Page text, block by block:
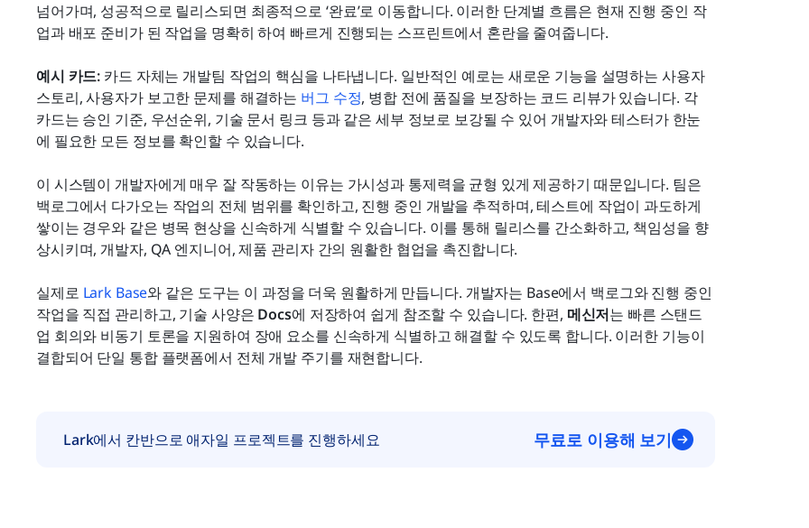
넘어가며, 성공적으로 릴리스되면 최종적으로 ‘완료’로 이동합니다. 이러한 단계별 흐름은 현재 진행 중인 작
업과 배포 준비가 된 작업을 명확히 하여 빠르게 진행되는 스프린트에서 혼란을 줄여줍니다.
예시 카드: 카드 자체는 개발팀 작업의 핵심을 나타냅니다. 일반적인 예로는 새로운 기능을 설명하는 사용자
스토리, 사용자가 보고한 문제를 해결하는 버그 수정, 병합 전에 품질을 보장하는 코드 리뷰가 있습니다. 각
카드는 승인 기준, 우선순위, 기술 문서 링크 등과 같은 세부 정보로 보강될 수 있어 개발자와 테스터가 한눈
에 필요한 모든 정보를 확인할 수 있습니다.
이 시스템이 개발자에게 매우 잘 작동하는 이유는 가시성과 통제력을 균형 있게 제공하기 때문입니다. 팀은
백로그에서 다가오는 작업의 전체 범위를 확인하고, 진행 중인 개발을 추적하며, 테스트에 작업이 과도하게
쌓이는 경우와 같은 병목 현상을 신속하게 식별할 수 있습니다. 이를 통해 릴리스를 간소화하고, 책임성을 향
상시키며, 개발자, QA 엔지니어, 제품 관리자 간의 원활한 협업을 촉진합니다.
실제로 Lark Base와 같은 도구는 이 과정을 더욱 원활하게 만듭니다. 개발자는 Base에서 백로그와 진행 중인
작업을 직접 관리하고, 기술 사양은 Docs에 저장하여 쉽게 참조할 수 있습니다. 한편, 메신저는 빠른 스탠드
업 회의와 비동기 토론을 지원하여 장애 요소를 신속하게 식별하고 해결할 수 있도록 합니다. 이러한 기능이
결합되어 단일 통합 플랫폼에서 전체 개발 주기를 재현합니다.
Lark에서 칸반으로 애자일 프로젝트를 진행하세요 무료로 이용해 보기